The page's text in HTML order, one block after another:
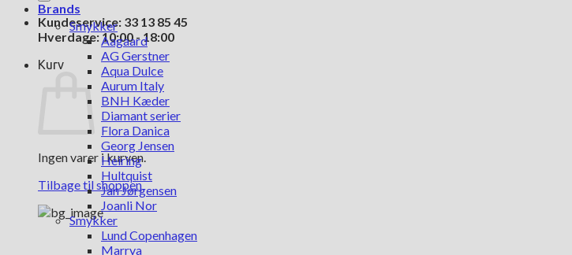
Kundeservice: 33 13 85 45
Hverdage: 10:00 - 18:00
Kurv
Ingen varer i kurven.
Tilbage til shoppen
Brands
Smykker
Aagaard
AG Gerstner
Aqua Dulce
Aurum Italy
BNH Kæder
Diamant serier
Flora Danica
Georg Jensen
Heiring
Hultquist
Jan Jørgensen
Joanli Nor
Smykker
Lund Copenhagen
Marrya